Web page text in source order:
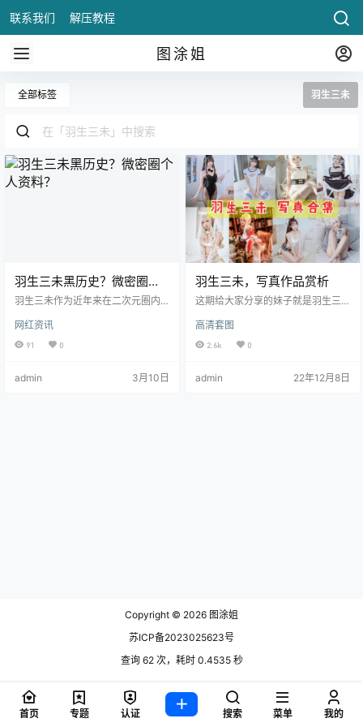
联系我们 解压教程
图涂姐
全部标签 羽生三未
羽生三未黑历史？微密圈个
人资料？
羽生三未作为近年来在二次元圈内
官和出色的角色还原能力，赢得了
众多粉丝的喜爱。她的作品风格多
大社交平台上积累了.
网红资讯
91 0
admin 3月10日
羽生三未，写真作品赏析
这期给大家分享的妹子就是羽生三
的存在，很多人对她的资料非常感
兴趣，都.
高清套图
2.6k 0
admin 22年12月8日
Copyright © 2026 图涂姐
苏ICP备2023025623号
查询 62 次，耗时 0.4535 秒
首页 专题 认证 搜索 菜单 我的